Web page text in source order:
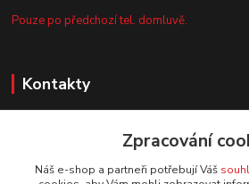
Pouze po předchozí tel. domluvě.
Kontakty
+420 735 044 675Zpracování
Náš e-shop a partneři potřebují Váš